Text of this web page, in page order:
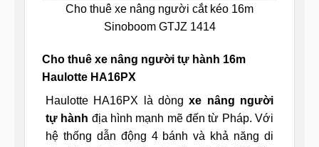
Cho thuê xe nâng người cắt kéo 16m
Sinoboom GTJZ 1414
Cho thuê xe nâng người tự hành 16m
Haulotte HA16PX
Haulotte HA16PX là dòngxe nâng người
tự hành địa hình mạnh mẽ đến từ Pháp. Với
hệ thống dẫn động 4 bánh và khả năng di